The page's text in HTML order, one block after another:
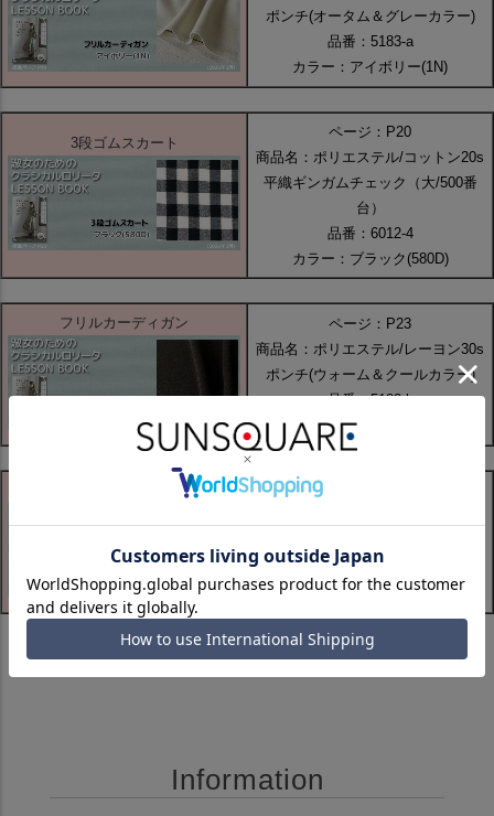
ポンチ(オータム＆グレーカラー)
品番：5183-a
カラー：アイボリー(1N)
3段ゴムスカート
ページ：P20
商品名：ポリエステル/コットン20s
平織ギンガムチェック（大/500番
台）
品番：6012-4
カラー：ブラック(580D)
フリルカーディガン
ページ：P23
商品名：ポリエステル/レーヨン30s
ポンチ(ウォーム＆クールカラー)
品番：5183-b
カラー：ブラック(20N)
セーラー半袖パフワンピース
品番：6013
カラー：グリーン(340D)
Information